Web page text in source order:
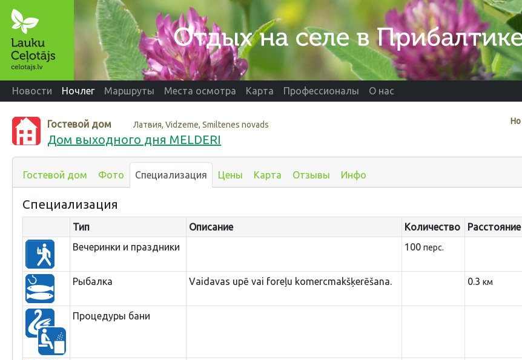
Новости Ночлег Маршруты Места осмотра Карта Профессионалы О нас
Нo
Гостевой дом Латвия, Vidzeme, Smiltenes novads
Дом выходного дня MELDERI
Гостевой дом Фото Специализация Цены Карта Отзывы Инфо
Специализация
Тип Описание Количество
Расстояние
Вечеринки и праздники
100 перс.
Рыбалка Vaidavas upē vai foreļu komercmakšķerēšana. 0.3 км
Процедуры бани